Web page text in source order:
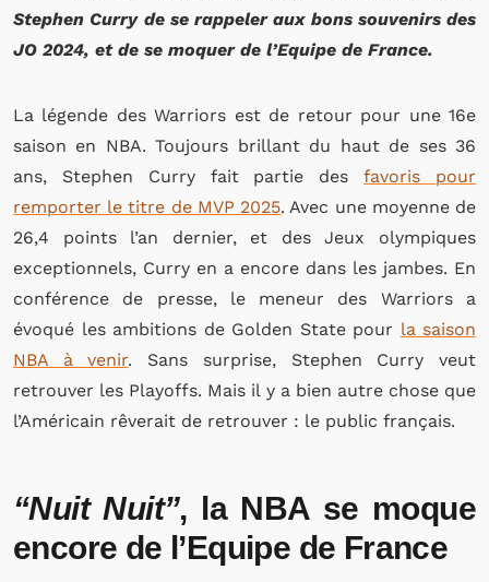
Stephen Curry de se rappeler aux bons souvenirs des
JO 2024, et de se moquer de l’Equipe de France.
La légende des Warriors est de retour pour une 16e
saison en NBA. Toujours brillant du haut de ses 36
ans, Stephen Curry fait partie desfavoris pour
remporter le titre de MVP 2025. Avec une moyenne de
26,4 points l’an dernier, et des Jeux olympiques
exceptionnels, Curry en a encore dans les jambes. En
conférence de presse, le meneur des Warriors a
évoqué les ambitions de Golden State pour la saison
NBA à venir. Sans surprise, Stephen Curry veut
retrouver les Playoffs. Mais il y a bien autre chose que
l’Américain rêverait de retrouver : le public français.
“Nuit Nuit”, la NBA se moque
encore de l’Equipe de France